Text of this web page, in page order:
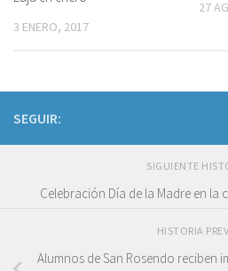
3 ENERO, 2017
27
SEGUIR:
SIGUIENTE
Celebración Día de la Madre en la
HISTORIA
Alumnos de San Rosendo reciben